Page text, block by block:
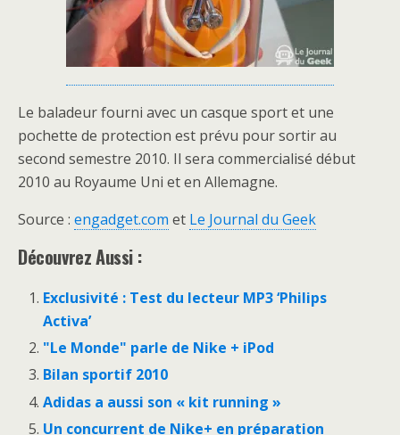
Le baladeur fourni avec un casque sport et une
pochette de protection est prévu pour sortir au
second semestre 2010. Il sera commercialisé début
2010 au Royaume Uni et en Allemagne.
Source : engadget.com et Le Journal du Geek
Découvrez Aussi :
Exclusivité : Test du lecteur MP3 ‘Philips
Activa’
"Le Monde" parle de Nike + iPod
Bilan sportif 2010
Adidas a aussi son « kit running »
Un concurrent de Nike+ en préparation